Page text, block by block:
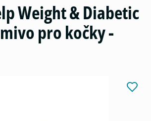
Weight & Diabetic
pro kočky -